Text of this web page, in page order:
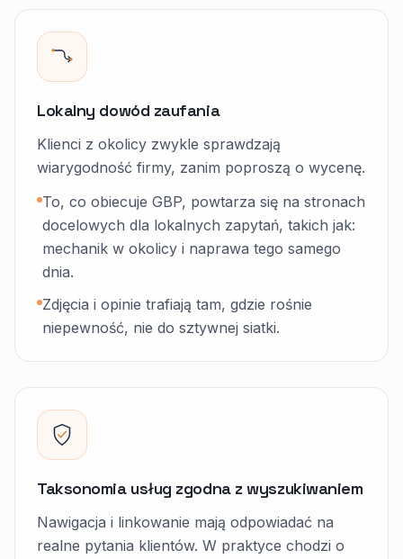
Lokalny dowód zaufania
Klienci z okolicy zwykle sprawdzają
wiarygodność firmy, zanim poproszą o wycenę.
To, co obiecuje GBP, powtarza się na stronach
docelowych dla lokalnych zapytań, takich jak:
mechanik w okolicy i naprawa tego samego
dnia.
Zdjęcia i opinie trafiają tam, gdzie rośnie
niepewność, nie do sztywnej siatki.
Taksonomia usług zgodna z wyszukiwaniem
Nawigacja i linkowanie mają odpowiadać na
realne pytania klientów. W praktyce chodzi o